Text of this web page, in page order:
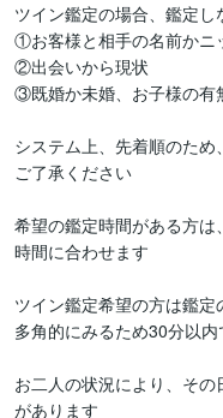
ツイン鑑定の場合、鑑定
①お客様と相手の名前かニ
②出会いから現状
③既婚か未婚、お子様の有
システム上、先着順のた
ご了承ください
希望の鑑定時間がある方
時間に合わせます
ツイン鑑定希望の方は鑑
多角的にみるため30分以
お二人の状況により、そ
があります